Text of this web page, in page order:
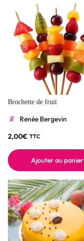
Brochette de fruit
Renée Bergevin
2,00€ TTC
Ajouter au panier